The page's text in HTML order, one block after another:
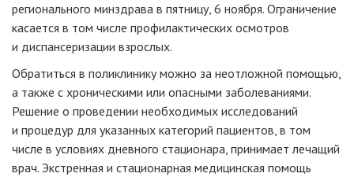
регионального минздрава в пятницу, 6 ноября. Ограничение
касается в том числе профилактических осмотров
и диспансеризации взрослых.
Обратиться в поликлинику можно за неотложной помощью,
а также с хроническими или опасными заболеваниями.
Решение о проведении необходимых исследований
и процедур для указанных категорий пациентов, в том
числе в условиях дневного стационара, принимает лечащий
врач. Экстренная и стационарная медицинская помощь